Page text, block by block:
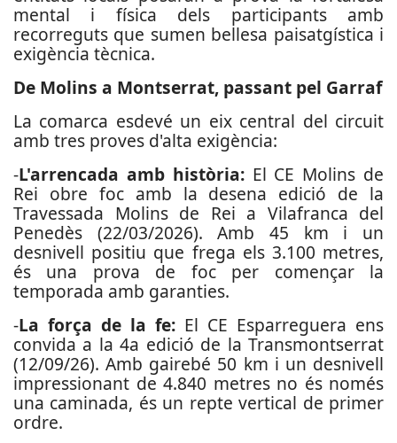
mental i física dels participants amb
recorreguts que sumen bellesa paisatgística i
exigència tècnica.
De Molins a Montserrat, passant pel Garraf
La comarca esdevé un eix central del circuit
amb tres proves d'alta exigència:
-L'arrencada amb història:El CE Molins de
Rei obre foc amb la desena edició de la
Travessada Molins de Rei a Vilafranca del
Penedès (22/03/2026). Amb 45 km i un
desnivell positiu que frega els 3.100 metres,
és una prova de foc per començar la
temporada amb garanties.
-La força de la fe: El CE Esparreguera ens
convida a la 4a edició de la Transmontserrat
(12/09/26). Amb gairebé 50 km i un desnivell
impressionant de 4.840 metres no és només
una caminada, és un repte vertical de primer
ordre.